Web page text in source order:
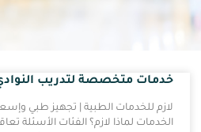
خدمات متخصصة لتدريب
لازم للخدمات الطبية | تجهيز طبي
الخدمات لماذا لازم؟ الفئات الأسئلة